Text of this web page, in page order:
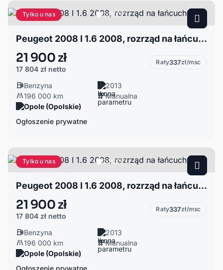
Tylko u nas
Peugeot 2008 I 1.6 2008, rozrząd na łańcuchu
21 900 zł
17 804 zł netto
Raty337zł/msc
Benzyna
2013
196 000 km
Manualna
Opole (Opolskie)
Ogłoszenie prywatne
Tylko u nas
Peugeot 2008 I 1.6 2008, rozrząd na łańcuchu,
21 900 zł
17 804 zł netto
Raty337zł/msc
Benzyna
2013
196 000 km
Manualna
Opole (Opolskie)
Ogłoszenie prywatne